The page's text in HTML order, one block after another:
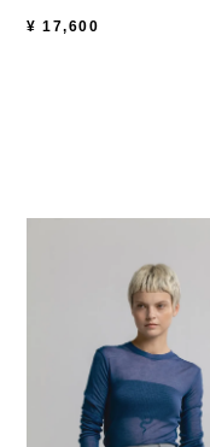
¥ 17,600